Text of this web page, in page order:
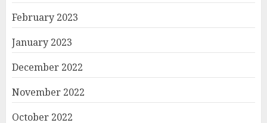
February 2023
January 2023
December 2022
November 2022
October 2022